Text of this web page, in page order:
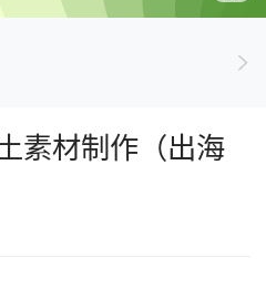
素材制作（出海